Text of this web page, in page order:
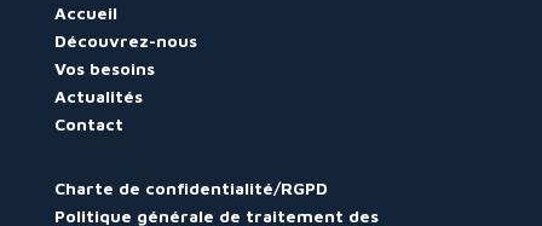
Accueil
Découvrez-nous
Vos besoins
Actualités
Contact
Charte de confidentialité/RGPD
Politique générale de traitement des